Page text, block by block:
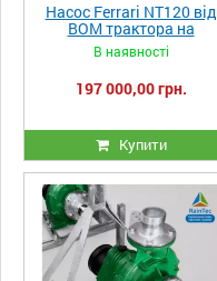
Насос Ferrari NT120 від
ВОМ трактора на
оцинкованій рамі,
підключаються до
трактора потужністю від
31 до 90 к.с.,
2400л/хв
В наявності
197 000,00 грн.
Купити